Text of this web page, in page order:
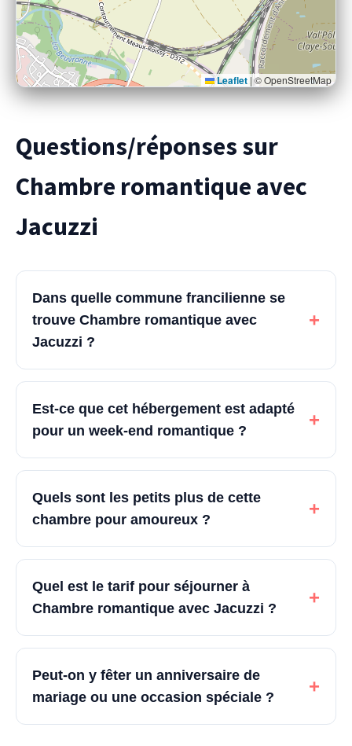
Leaflet |© OpenStreetMap
Questions/réponses sur
Chambre romantique avec
Jacuzzi
Dans quelle commune francilienne se
trouve Chambre romantique avec
Jacuzzi ?
+
Est-ce que cet hébergement est adapté
pour un week-end romantique ?
+
Quels sont les petits plus de cette
chambre pour amoureux ?
+
Quel est le tarif pour séjourner à
Chambre romantique avec Jacuzzi ?
+
Peut-on y fêter un anniversaire de
mariage ou une occasion spéciale ?
+